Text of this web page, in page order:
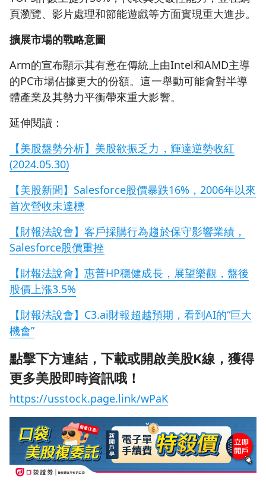
頁瀏覽、影片處理和節能遊戲等方面實現重大進步。
擴展市場的戰略意圖
Arm的宣布顯示其有意在傳統上由Intel和AMD主導
的PC市場佔據更大的份額。這一舉動可能會對半導
體產業及其勢力平衡帶來重大影響。
延伸閱讀：
【美股盤勢分析】美股欲振乏力，輝達逆勢收紅
(2024.05.30)
【美股新聞】Salesforce股價暴跌16%，2006年以來
首次營收未達標
【財報法說會】客戶採購行為趨於保守影響業績，
Salesforce股價重挫
【財報法說會】惠普HP穩健成長，展望樂觀，盤後
股價上漲3.5%
【財報法說會】C3.ai財報超越預期，看到AI的“巨大
機會”
點擊下方連結，下載或開啟美股K線，獲得
更多美股即時資訊哦！
https://usstock.page.link/wPaK